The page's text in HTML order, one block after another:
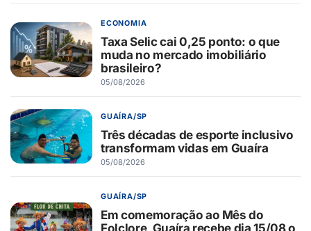
ECONOMIA
Taxa Selic cai 0,25 ponto: o que
muda no mercado imobiliário
brasileiro?
05/08/2026
GUAÍRA/SP
Três décadas de esporte inclusivo
transformam vidas em Guaíra
05/08/2026
GUAÍRA/SP
Em comemoração ao Mês do
Folclore, Guaíra recebe dia 15/08 o